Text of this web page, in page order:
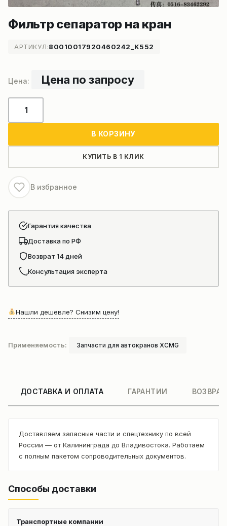
Фильтр сепаратор на кран
АРТИКУЛ:80010017920460242_K552
Цена по запросу
товара
кран
В КОРЗИНУ
КУПИТЬ В 1 КЛИК
В избранное
Гарантия качества
Доставка по РФ
Возврат 14 дней
Консультация эксперта
Нашли дешевле? Снизим цену!
Применяемость: Запчасти для автокранов XCMG
ДОСТАВКА И ОПЛАТА ГАРАНТИИ
Доставляем запасные части и спецтехнику по всей
России — от Калининграда до Владивостока. Работаем
с полным пакетом сопроводительных документов.
Способы доставки
Транспортные компании